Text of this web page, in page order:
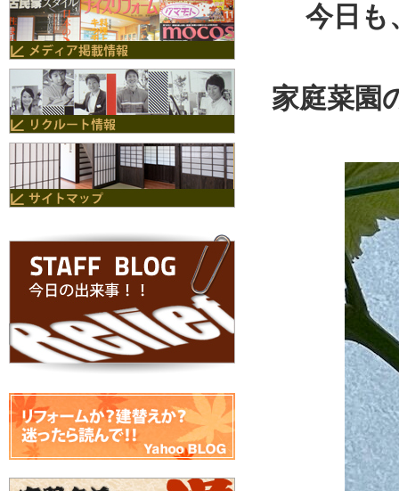
今日も
家庭菜園